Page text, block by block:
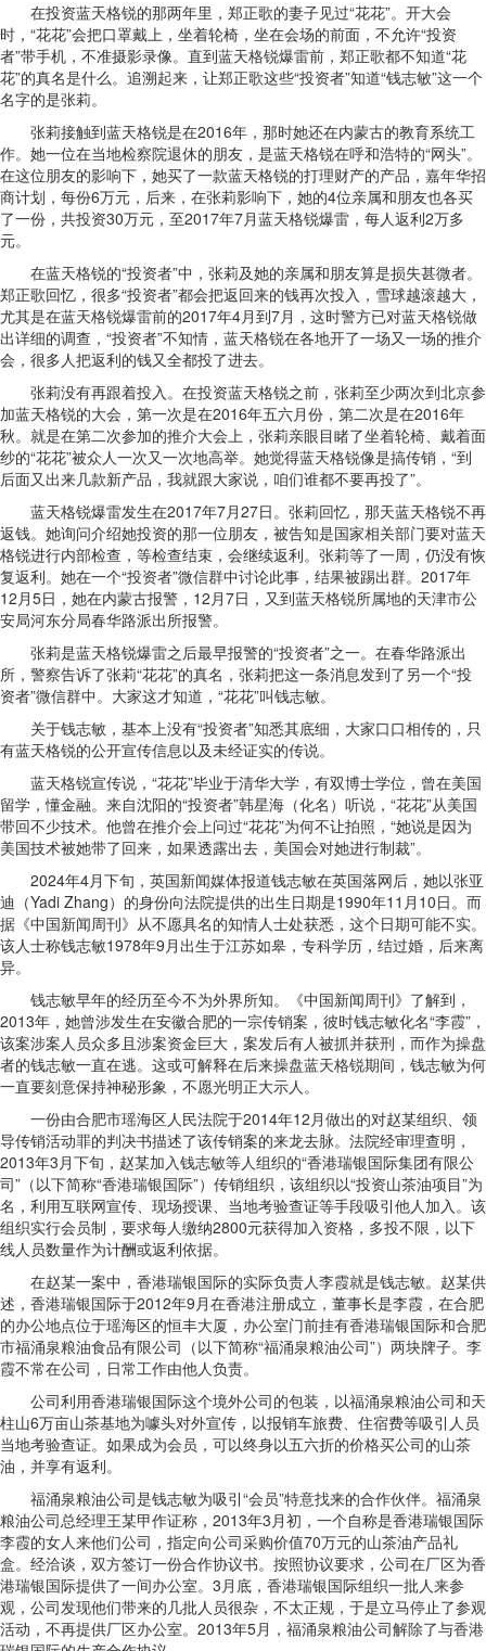
在投资蓝天格锐的那两年里，郑正歌的妻子见过“花花”。开大会
时，“花花”会把口罩戴上，坐着轮椅，坐在会场的前面，不允许“投资
者”带手机，不准摄影录像。直到蓝天格锐爆雷前，郑正歌都不知道“花
花”的真名是什么。追溯起来，让郑正歌这些“投资者”知道“钱志敏”这一个
名字的是张莉。
张莉接触到蓝天格锐是在2016年，那时她还在内蒙古的教育系统工
作。她一位在当地检察院退休的朋友，是蓝天格锐在呼和浩特的“网头”。
在这位朋友的影响下，她买了一款蓝天格锐的打理财产的产品，嘉年华招
商计划，每份6万元，后来，在张莉影响下，她的4位亲属和朋友也各买
了一份，共投资30万元，至2017年7月蓝天格锐爆雷，每人返利2万多
元。
在蓝天格锐的“投资者”中，张莉及她的亲属和朋友算是损失甚微者。
郑正歌回忆，很多“投资者”都会把返回来的钱再次投入，雪球越滚越大，
尤其是在蓝天格锐爆雷前的2017年4月到7月，这时警方已对蓝天格锐做
出详细的调查，“投资者”不知情，蓝天格锐在各地开了一场又一场的推介
会，很多人把返利的钱又全都投了进去。
张莉没有再跟着投入。在投资蓝天格锐之前，张莉至少两次到北京参
加蓝天格锐的大会，第一次是在2016年五六月份，第二次是在2016年
秋。就是在第二次参加的推介大会上，张莉亲眼目睹了坐着轮椅、戴着面
纱的“花花”被众人一次又一次地高举。她觉得蓝天格锐像是搞传销，“到
后面又出来几款新产品，我就跟大家说，咱们谁都不要再投了”。
蓝天格锐爆雷发生在2017年7月27日。张莉回忆，那天蓝天格锐不再
返钱。她询问介绍她投资的那一位朋友，被告知是国家相关部门要对蓝天
格锐进行内部检查，等检查结束，会继续返利。张莉等了一周，仍没有恢
复返利。她在一个“投资者”微信群中讨论此事，结果被踢出群。2017年
12月5日，她在内蒙古报警，12月7日，又到蓝天格锐所属地的天津市公
安局河东分局春华路派出所报警。
张莉是蓝天格锐爆雷之后最早报警的“投资者”之一。在春华路派出
所，警察告诉了张莉“花花”的真名，张莉把这一条消息发到了另一个“投
资者”微信群中。大家这才知道，“花花”叫钱志敏。
关于钱志敏，基本上没有“投资者”知悉其底细，大家口口相传的，只
有蓝天格锐的公开宣传信息以及未经证实的传说。
蓝天格锐宣传说，“花花”毕业于清华大学，有双博士学位，曾在美国
留学，懂金融。来自沈阳的“投资者”韩星海（化名）听说，“花花”从美国
带回不少技术。他曾在推介会上问过“花花”为何不让拍照，“她说是因为
美国技术被她带了回来，如果透露出去，美国会对她进行制裁”。
2024年4月下旬，英国新闻媒体报道钱志敏在英国落网后，她以张亚
迪（Yadi Zhang）的身份向法院提供的出生日期是1990年11月10日。而
据《中国新闻周刊》从不愿具名的知情人士处获悉，这个日期可能不实。
该人士称钱志敏1978年9月出生于江苏如皋，专科学历，结过婚，后来离
异。
钱志敏早年的经历至今不为外界所知。《中国新闻周刊》了解到，
2013年，她曾涉发生在安徽合肥的一宗传销案，彼时钱志敏化名“李霞”，
该案涉案人员众多且涉案资金巨大，案发后有人被抓并获刑，而作为操盘
者的钱志敏一直在逃。这或可解释在后来操盘蓝天格锐期间，钱志敏为何
一直要刻意保持神秘形象，不愿光明正大示人。
一份由合肥市瑶海区人民法院于2014年12月做出的对赵某组织、领
导传销活动罪的判决书描述了该传销案的来龙去脉。法院经审理查明，
2013年3月下旬，赵某加入钱志敏等人组织的“香港瑞银国际集团有限公
司”（以下简称“香港瑞银国际”）传销组织，该组织以“投资山茶油项目”为
名，利用互联网宣传、现场授课、当地考验查证等手段吸引他人加入。该
组织实行会员制，要求每人缴纳2800元获得加入资格，多投不限，以下
线人员数量作为计酬或返利依据。
在赵某一案中，香港瑞银国际的实际负责人李霞就是钱志敏。赵某供
述，香港瑞银国际于2012年9月在香港注册成立，董事长是李霞，在合肥
的办公地点位于瑶海区的恒丰大厦，办公室门前挂有香港瑞银国际和合肥
市福涌泉粮油食品有限公司（以下简称“福涌泉粮油公司”）两块牌子。李
霞不常在公司，日常工作由他人负责。
公司利用香港瑞银国际这个境外公司的包装，以福涌泉粮油公司和天
柱山6万亩山茶基地为噱头对外宣传，以报销车旅费、住宿费等吸引人员
当地考验查证。如果成为会员，可以终身以五六折的价格买公司的山茶
油，并享有返利。
福涌泉粮油公司是钱志敏为吸引“会员”特意找来的合作伙伴。福涌泉
粮油公司总经理王某甲作证称，2013年3月初，一个自称是香港瑞银国际
李霞的女人来他们公司，指定向公司采购价值70万元的山茶油产品礼
盒。经洽谈，双方签订一份合作协议书。按照协议要求，公司在厂区为香
港瑞银国际提供了一间办公室。3月底，香港瑞银国际组织一批人来参
观，公司发现他们带来的几批人员很杂，不太正规，于是立马停止了参观
活动，不再提供厂区办公室。2013年5月，福涌泉粮油公司解除了与香港